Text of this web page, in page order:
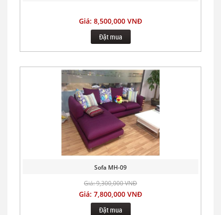
Giá: 8,500,000 VNĐ
Đặt mua
Sofa MH-09
Giá: 9,300,000 VNĐ
Giá: 7,800,000 VNĐ
Đặt mua